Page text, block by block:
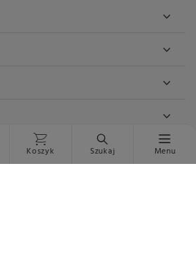
Koszyk Szukaj Menu